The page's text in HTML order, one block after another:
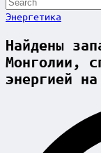
for:
Posted
Энергетика
Найдены
Монголии,
энергией